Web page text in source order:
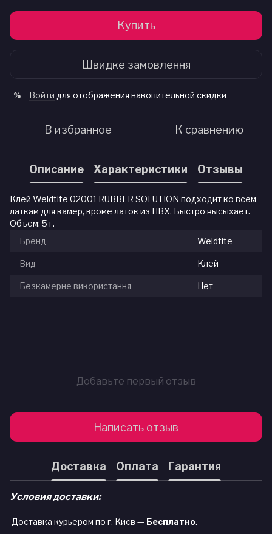
Купить
Швидке замовлення
% Войти для отображения накопительной скидки
В избранное К сравнению
Описание Характеристики Отзывы
Клей Weldtite 02001 RUBBER SOLUTION подходит ко всем
латкам для камер, кроме латок из ПВХ. Быстро высыхает.
Объем: 5 г.
Бренд
Weldtite
Вид Клей
Безкамерне використання Нет
Добавьте первый отзыв
Написать отзыв
Доставка Оплата Гарантия
Условия доставки:
Доставка курьером по г. Києв — Бесплатно.